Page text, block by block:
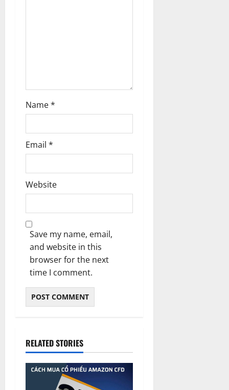
Name*
Email *
Website
Save my name, email,
and website in this
browser for the next
time I comment.
RELATED STORIES